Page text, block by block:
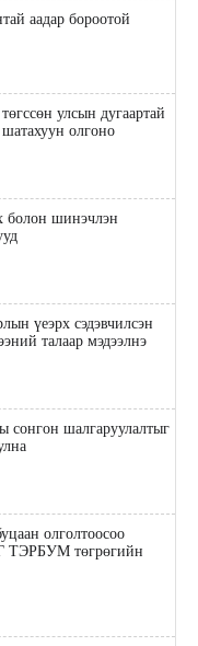
аадар бороотой
улсын дугаартай
олгоно
болон шинэчлэн
үеэрх сэдэвчилсэн
талаар мэдээлнэ
сонгон шалгаруулалтыг
олголтоосоо
ТЭРБУМ төгрөгийн